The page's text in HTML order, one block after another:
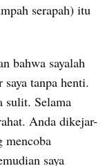
serapah) itu
bahwa sayalah
tanpa henti.
sulit. Selama
Anda dikejar-
mencoba
saya